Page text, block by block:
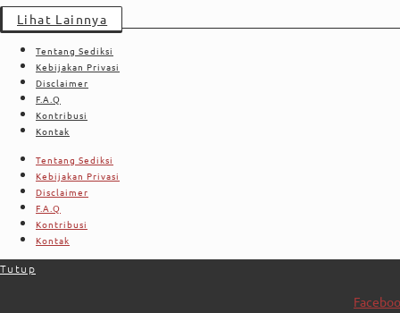
Lihat Lainnya
Tentang Sediksi
Kebijakan Privasi
Disclaimer
F.A.Q
Kontribusi
Kontak
Tentang Sediksi
Kebijakan Privasi
Disclaimer
F.A.Q
Kontribusi
Kontak
Tutup